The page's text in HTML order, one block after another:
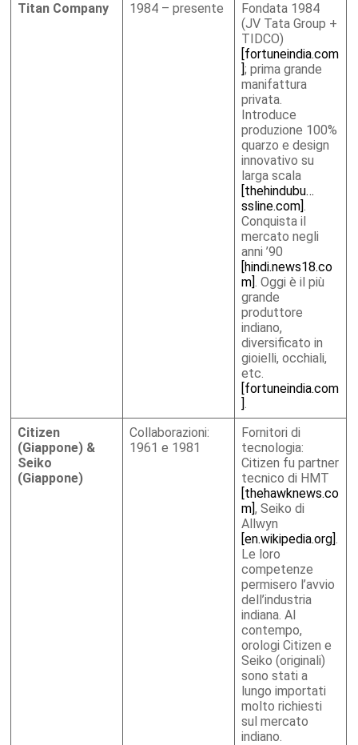
Titan Company
1984 – presente
Fondata 1984
(JV Tata Group +
TIDCO)
[fortuneindia.com
]; prima grande
manifattura
privata.
Introduce
produzione 100%
quarzo e design
innovativo su
larga scala
[thehindubu…
ssline.com].
Conquista il
mercato negli
anni ’90
[hindi.news18.co
m]. Oggi è il più
grande
produttore
indiano,
diversificato in
gioielli, occhiali,
etc.
[fortuneindia.com
].
Citizen
(Giappone) &
Seiko
(Giappone)
Collaborazioni:
1961 e 1981
Fornitori di
tecnologia:
Citizen fu partner
tecnico di HMT
[thehawknews.co
m], Seiko di
Allwyn
[en.wikipedia.org].
Le loro
competenze
permisero l’avvio
dell’industria
indiana. Al
contempo,
orologi Citizen e
Seiko (originali)
sono stati a
lungo importati
molto richiesti
sul mercato
indiano.